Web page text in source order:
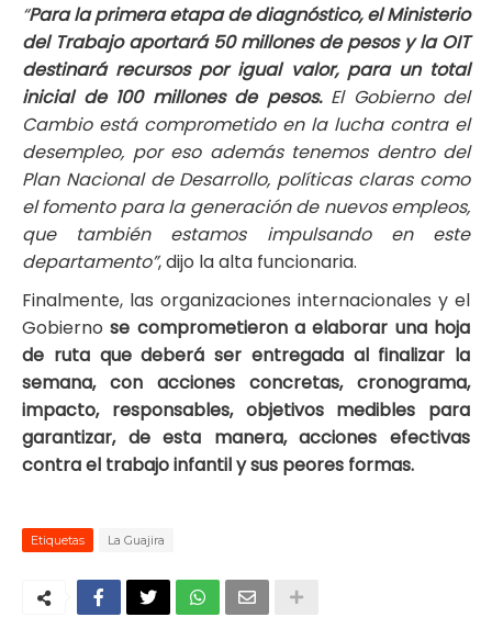
“Para la primera etapa de diagnóstico, el Ministerio
del Trabajo aportará 50 millones de pesos y la OIT
destinará recursos por igual valor, para un total
inicial de 100 millones de pesos. El Gobierno del
Cambio está comprometido en la lucha contra el
desempleo, por eso además tenemos dentro del
Plan Nacional de Desarrollo, políticas claras como
el fomento para la generación de nuevos empleos,
que también estamos impulsando en este
departamento”, dijo la alta funcionaria.
Finalmente, las organizaciones internacionales y el
Gobiernose comprometieron a elaborar una hoja
de ruta que deberá ser entregada al finalizar la
semana, con acciones concretas, cronograma,
impacto, responsables, objetivos medibles para
garantizar, de esta manera, acciones efectivas
contra el trabajo infantil y sus peores formas.
Etiquetas La Guajira